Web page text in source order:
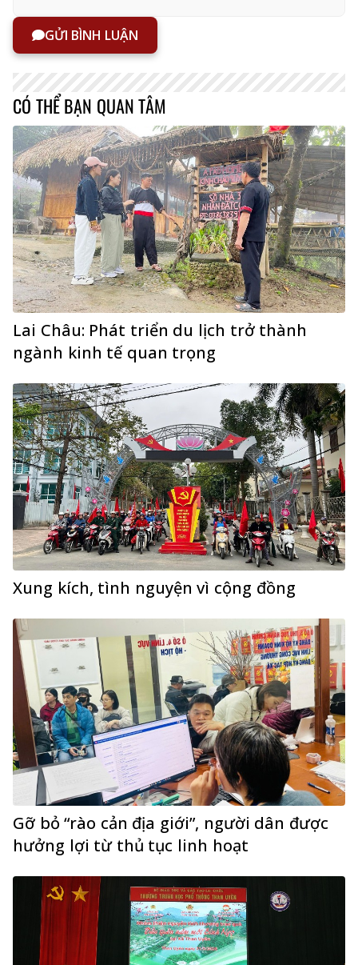
GỬI BÌNH LUẬN
CÓ THỂ BẠN QUAN TÂM
Lai Châu: Phát triển du lịch trở thành
ngành kinh tế quan trọng
Xung kích, tình nguyện vì cộng đồng
Gỡ bỏ “rào cản địa giới”, người dân được
hưởng lợi từ thủ tục linh hoạt